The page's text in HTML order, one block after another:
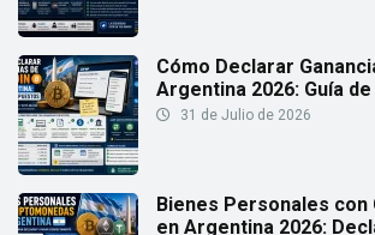
Cómo Declarar
Argentina 2026: Guía
31 de Julio de 2026
Bienes Personales
en Argentina 2026: